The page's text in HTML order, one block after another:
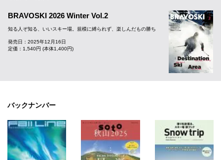
BRAVOSKI 2026 Winter Vol.2
知る人ぞ知る、いいスキー場。規模に縛られず、楽しんだもの勝ち
発売日：2025年12月16日
定価：1,540円 (本体1,400円)
バックナンバー